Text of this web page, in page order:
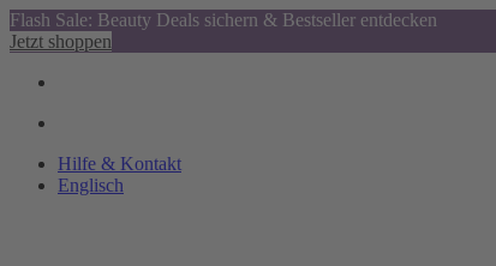
Flash Sale: Beauty Deals sichern & Bestseller entdecken
Jetzt shoppen
Hilfe & Kontakt
Englisch